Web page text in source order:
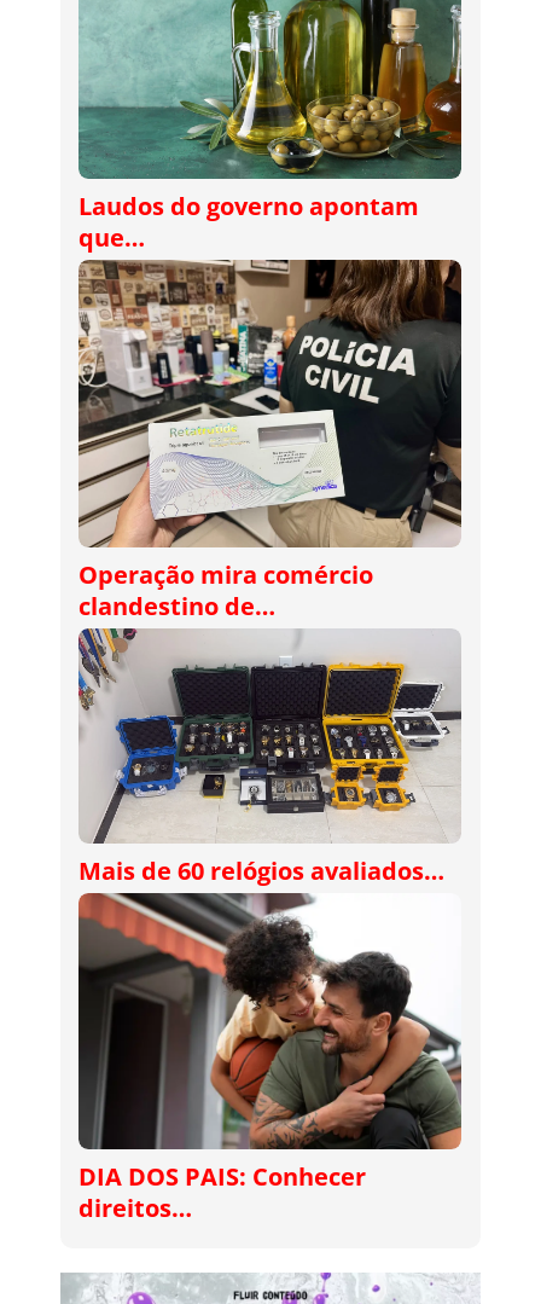
Laudos do governo apontam
que…
Operação mira comércio
clandestino de…
Mais de 60 relógios avaliados…
DIA DOS PAIS: Conhecer
direitos…